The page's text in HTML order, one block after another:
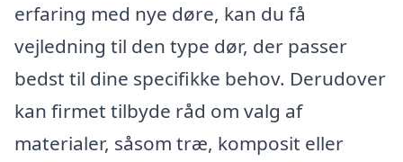
erfaring med nye døre, kan du få
vejledning til den type dør, der passer
bedst til dine specifikke behov. Derudover
kan firmet tilbyde råd om valg af
materialer, såsom træ, komposit eller